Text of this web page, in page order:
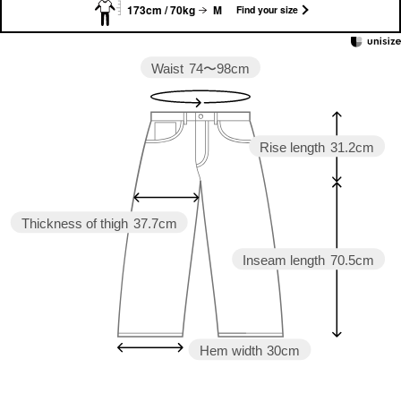
173cm / 70kg M Find your size
Inseam length 70.5cm
Rise length 31.2cm
Hem width 30cm
Thickness of thigh 37.7cm
Waist 74〜98cm